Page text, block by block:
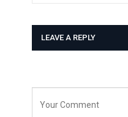
LEAVE A REPLY